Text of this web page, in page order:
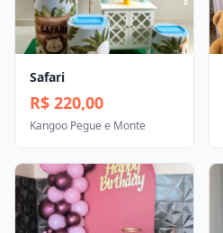
Safari
R$ 220,00
Kangoo Pegue e Monte